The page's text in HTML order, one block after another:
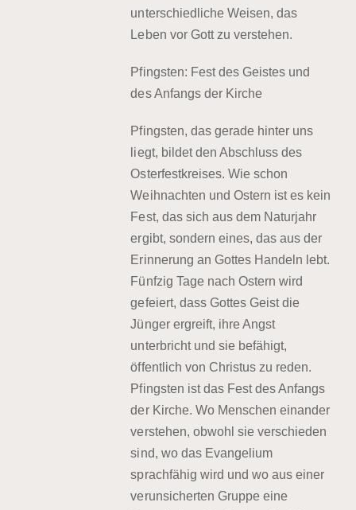
unterschiedliche Weisen, das
Leben vor Gott zu verstehen.
Pfingsten: Fest des Geistes und
des Anfangs der Kirche
Pfingsten, das gerade hinter uns
liegt, bildet den Abschluss des
Osterfestkreises. Wie schon
Weihnachten und Ostern ist es kein
Fest, das sich aus dem Naturjahr
ergibt, sondern eines, das aus der
Erinnerung an Gottes Handeln lebt.
Fünfzig Tage nach Ostern wird
gefeiert, dass Gottes Geist die
Jünger ergreift, ihre Angst
unterbricht und sie befähigt,
öffentlich von Christus zu reden.
Pfingsten ist das Fest des Anfangs
der Kirche. Wo Menschen einander
verstehen, obwohl sie verschieden
sind, wo das Evangelium
sprachfähig wird und wo aus einer
verunsicherten Gruppe eine